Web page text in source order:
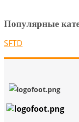
Популярные
SFTD